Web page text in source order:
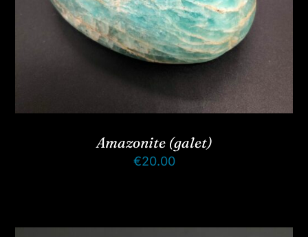
Amazonite (galet)
€20.00